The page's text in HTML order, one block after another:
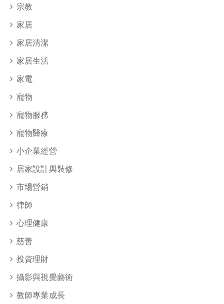
宗教
家居
家居清潔
家居生活
家電
寵物
寵物服務
寵物醫療
小企業經營
居家設計與裝修
市場營銷
律師
心理健康
慈善
投資理財
攝影與視覺藝術
教師專業成長